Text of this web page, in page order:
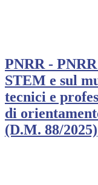
PNRR -
STEM e sul
tecnici e
di
(D.M. 88/2025)